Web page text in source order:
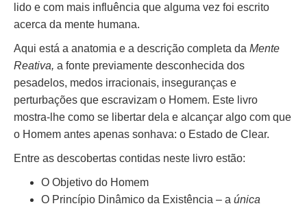
lido e com mais influência que alguma vez foi escrito
acerca da mente humana.
Aqui está a anatomia e a descrição completa da Mente
Reativa, a fonte previamente desconhecida dos
pesadelos, medos irracionais, inseguranças e
perturbações que escravizam o Homem. Este livro
mostra-lhe como se libertar dela e alcançar algo com que
o Homem antes apenas sonhava: o Estado de Clear.
Entre as descobertas contidas neste livro estão:
O Objetivo do Homem
O Princípio Dinâmico da Existência – a única